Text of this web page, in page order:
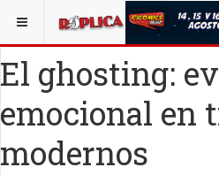
ESTÁ AQUÍ: SALUD OPINIÓN
El ghosting:
emocional en
modernos